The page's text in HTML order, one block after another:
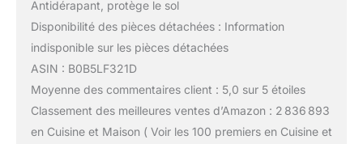
Antidérapant, protège le sol
Disponibilité des pièces détachées : Information
indisponible sur les pièces détachées
ASIN : B0B5LF321D
Moyenne des commentaires client : 5,0 sur 5 étoiles
Classement des meilleures ventes d’Amazon : 2 836 893
en Cuisine et Maison ( Voir les 100 premiers en Cuisine et